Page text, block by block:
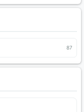
87